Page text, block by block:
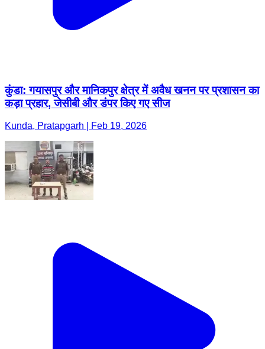
कुंडा: गयासपुर और मानिकपुर क्षेत्र में अवैध खनन पर प्रशासन का
कड़ा प्रहार, जेसीबी और डंपर किए गए सीज
Kunda, Pratapgarh | Feb 19, 2026